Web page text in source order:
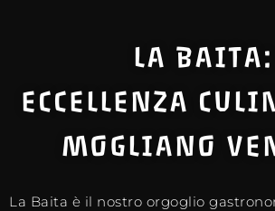
LA BAITA:
ECCELLENZA
MOGLIANO
La Baita è il nostro orgoglio